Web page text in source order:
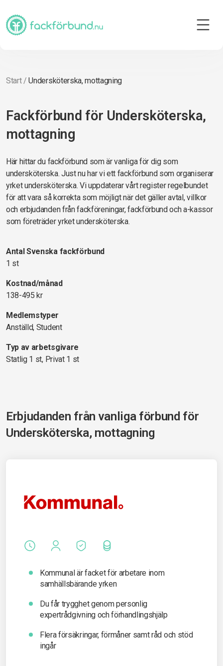
Start/Undersköterska, mottagning
Fackförbund för Undersköterska,
mottagning
Här hittar du fackförbund som är vanliga för dig som
undersköterska. Just nu har vi ett fackförbund som organiserar
yrket undersköterska. Vi uppdaterar vårt register regelbundet
för att vara så korrekta som möjligt när det gäller avtal, villkor
och erbjudanden från fackföreningar, fackförbund och a-kassor
som företräder yrket undersköterska.
Antal Svenska fackförbund
1 st
Kostnad/månad
138-495 kr
Medlemstyper
Anställd, Student
Typ av arbetsgivare
Statlig 1 st, Privat 1 st
Erbjudanden från vanliga förbund för
Undersköterska, mottagning
Kommunal är facket för arbetare inom
samhällsbärande yrken
Du får trygghet genom personlig
expertrådgivning och förhandlingshjälp
Flera försäkringar, förmåner samt råd och stöd
ingår